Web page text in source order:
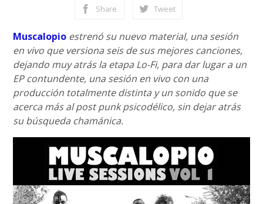
Share Tweet
Muscalopio estrenó su nuevo material, una sesión
en vivo que versiona seis de sus mejores canciones,
dejando muy atrás la etapa Lo-Fi, para dar lugar a un
EP contundente, una sesión en vivo con una
producción totalmente distinta y un sonido que se
acerca más al post punk psicodélico, sin dejar atrás
su búsqueda chamánica.